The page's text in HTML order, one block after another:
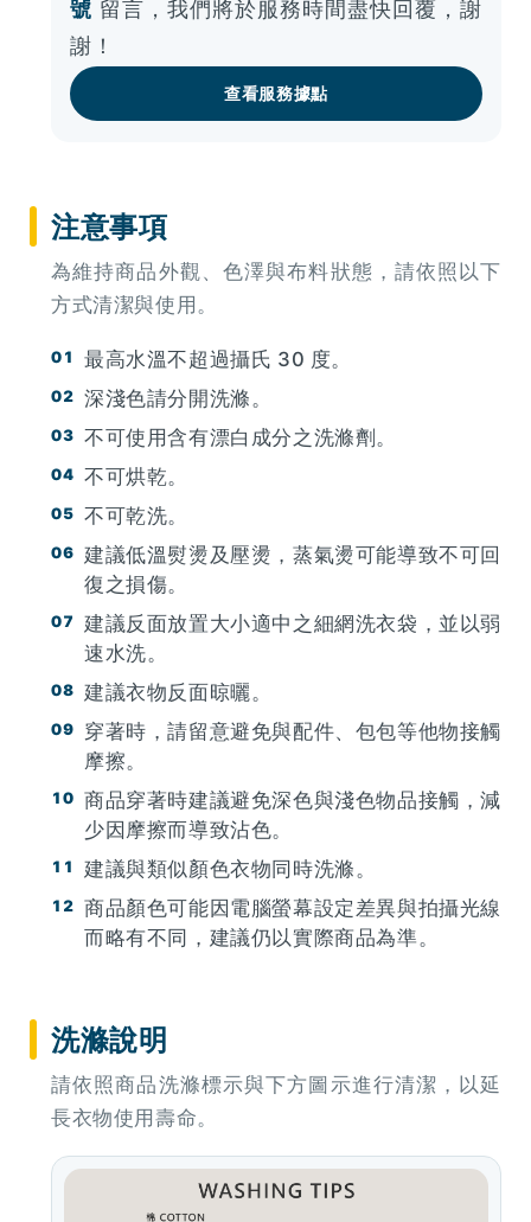
號 留言，我們將於服務時間盡快回覆，謝
謝！
查看服務據點
注意事項
為維持商品外觀、色澤與布料狀態，請依照以下
方式清潔與使用。
最高水溫不超過攝氏 30 度。
深淺色請分開洗滌。
不可使用含有漂白成分之洗滌劑。
不可烘乾。
不可乾洗。
建議低溫熨燙及壓燙，蒸氣燙可能導致不可回
復之損傷。
建議反面放置大小適中之細網洗衣袋，並以弱
速水洗。
建議衣物反面晾曬。
穿著時，請留意避免與配件、包包等他物接觸
摩擦。
商品穿著時建議避免深色與淺色物品接觸，減
少因摩擦而導致沾色。
建議與類似顏色衣物同時洗滌。
商品顏色可能因電腦螢幕設定差異與拍攝光線
而略有不同，建議仍以實際商品為準。
洗滌說明
請依照商品洗滌標示與下方圖示進行清潔，以延
長衣物使用壽命。